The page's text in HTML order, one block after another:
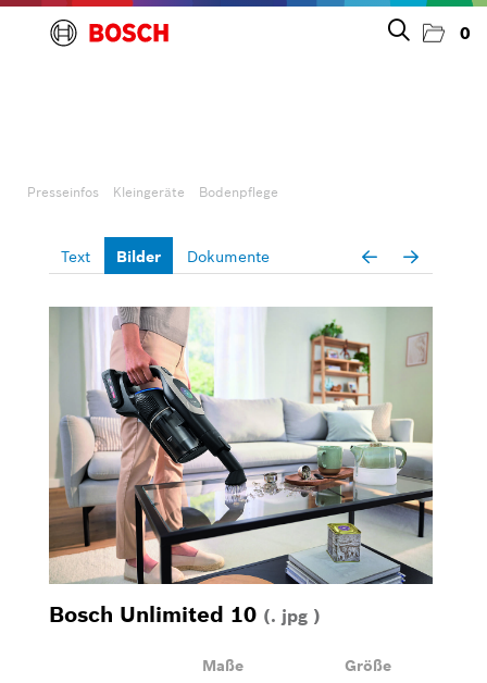
0
Kleingeräte
Bodenpflege
Kaffee
Küchengeräte
Bilder zum Download
Presseinfos Kleingeräte Bodenpflege
Text Bilder Dokumente
Bosch Unlimited 10 (. jpg )
Maße Größe